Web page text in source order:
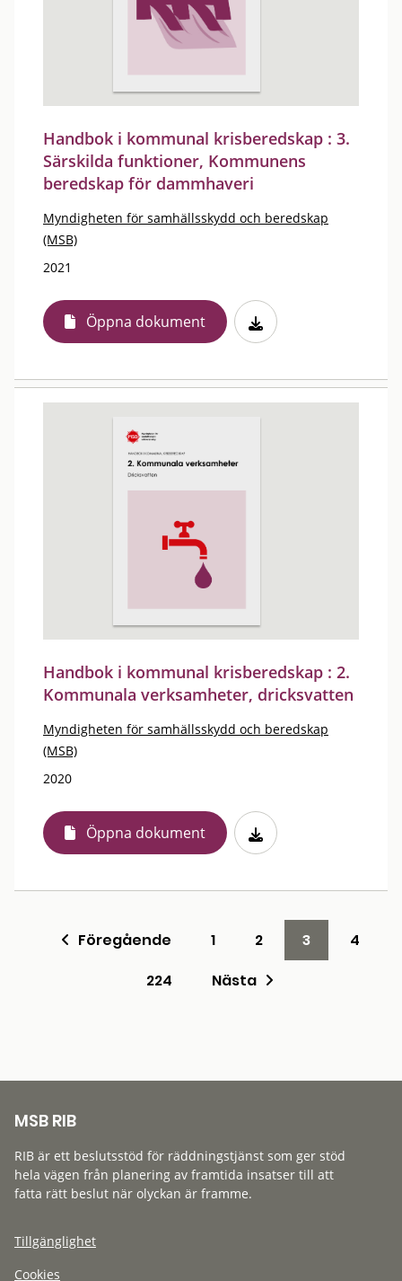
Handbok i kommunal krisberedskap : 3.
Särskilda funktioner, Kommunens
beredskap för dammhaveri
Myndigheten för samhällsskydd och beredskap
(MSB)
2021
Öppna dokument
Handbok i kommunal krisberedskap : 2.
Kommunala verksamheter, dricksvatten
Myndigheten för samhällsskydd och beredskap
(MSB)
2020
Öppna dokument
Föregående 1 2 3
4
224
Nästa
MSB RIB
RIB är ett beslutsstöd för räddningstjänst som ger stöd
hela vägen från planering av framtida insatser till att
fatta rätt beslut när olyckan är framme.
Tillgänglighet
Cookies